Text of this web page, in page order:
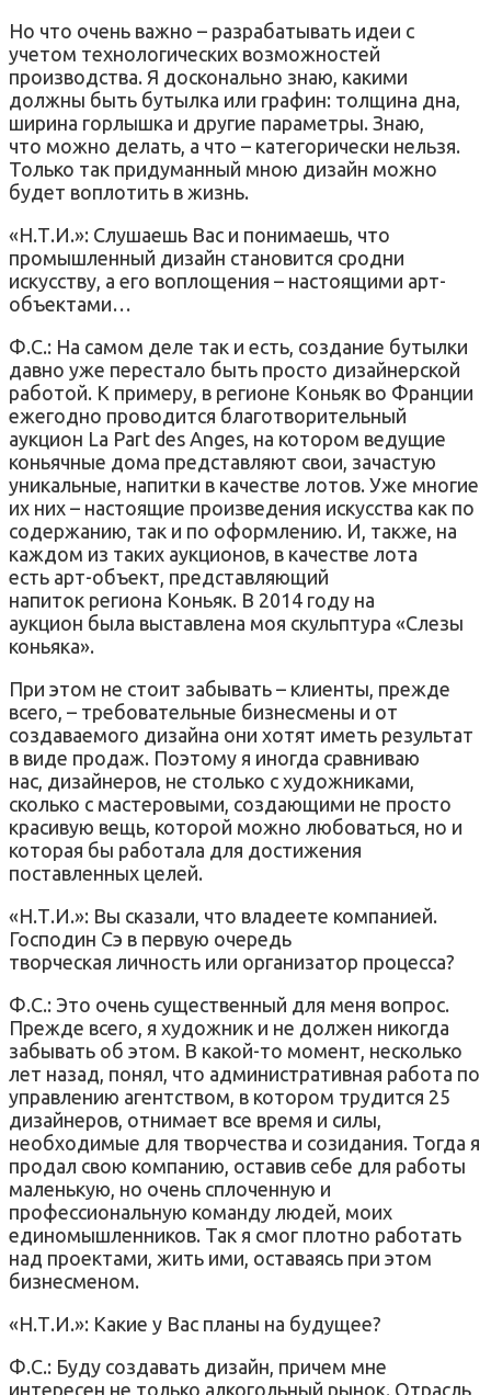
Но что очень важно – разрабатывать идеи с
учетом технологических возможностей
производства. Я досконально знаю, какими
должны быть бутылка или графин: толщина дна,
ширина горлышка и другие параметры. Знаю,
что можно делать, а что – категорически нельзя.
Только так придуманный мною дизайн можно
будет воплотить в жизнь.
«Н.Т.И.»: Слушаешь Вас и понимаешь, что
промышленный дизайн становится сродни
искусству, а его воплощения – настоящими арт-
объектами…
Ф.С.: На самом деле так и есть, создание бутылки
давно уже перестало быть просто дизайнерской
работой. К примеру, в регионе Коньяк во Франции
ежегодно проводится благотворительный
аукцион La Part des Anges, на котором ведущие
коньячные дома представляют свои, зачастую
уникальные, напитки в качестве лотов. Уже многие
их них – настоящие произведения искусства как по
содержанию, так и по оформлению. И, также, на
каждом из таких аукционов, в качестве лота
есть арт-объект, представляющий
напиток региона Коньяк. В 2014 году на
аукцион была выставлена моя скульптура «Слезы
коньяка».
При этом не стоит забывать – клиенты, прежде
всего, – требовательные бизнесмены и от
создаваемого дизайна они хотят иметь результат
в виде продаж. Поэтому я иногда сравниваю
нас, дизайнеров, не столько с художниками,
сколько с мастеровыми, создающими не просто
красивую вещь, которой можно любоваться, но и
которая бы работала для достижения
поставленных целей.
«Н.Т.И.»: Вы сказали, что владеете компанией.
Господин Сэ в первую очередь
творческая личность или организатор процесса?
Ф.С.: Это очень существенный для меня вопрос.
Прежде всего, я художник и не должен никогда
забывать об этом. В какой-то момент, несколько
лет назад, понял, что административная работа по
управлению агентством, в котором трудится 25
дизайнеров, отнимает все время и силы,
необходимые для творчества и созидания. Тогда я
продал свою компанию, оставив себе для работы
маленькую, но очень сплоченную и
профессиональную команду людей, моих
единомышленников. Так я смог плотно работать
над проектами, жить ими, оставаясь при этом
бизнесменом.
«Н.Т.И.»: Какие у Вас планы на будущее?
Ф.С.: Буду создавать дизайн, причем мне
интересен не только алкогольный рынок. Отрасль